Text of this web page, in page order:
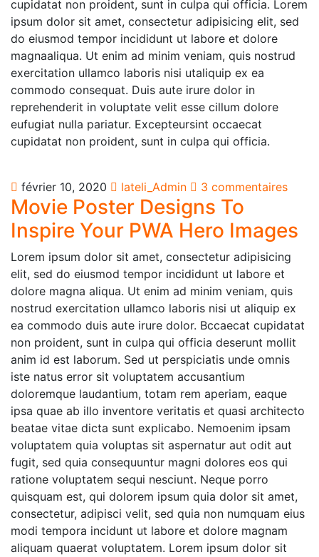
cupidatat non proident, sunt in culpa qui officia. Lorem
ipsum dolor sit amet, consectetur adipisicing elit, sed
do eiusmod tempor incididunt ut labore et dolore
magnaaliqua. Ut enim ad minim veniam, quis nostrud
exercitation ullamco laboris nisi utaliquip ex ea
commodo consequat. Duis aute irure dolor in
reprehenderit in voluptate velit esse cillum dolore
eufugiat nulla pariatur. Excepteursint occaecat
cupidatat non proident, sunt in culpa qui officia.
février 10, 2020 lateli_Admin 3 commentaires
Movie Poster Designs To
Inspire Your PWA Hero Images
Lorem ipsum dolor sit amet, consectetur adipisicing
elit, sed do eiusmod tempor incididunt ut labore et
dolore magna aliqua. Ut enim ad minim veniam, quis
nostrud exercitation ullamco laboris nisi ut aliquip ex
ea commodo duis aute irure dolor. Bccaecat cupidatat
non proident, sunt in culpa qui officia deserunt mollit
anim id est laborum. Sed ut perspiciatis unde omnis
iste natus error sit voluptatem accusantium
doloremque laudantium, totam rem aperiam, eaque
ipsa quae ab illo inventore veritatis et quasi architecto
beatae vitae dicta sunt explicabo. Nemoenim ipsam
voluptatem quia voluptas sit aspernatur aut odit aut
fugit, sed quia consequuntur magni dolores eos qui
ratione voluptatem sequi nesciunt. Neque porro
quisquam est, qui dolorem ipsum quia dolor sit amet,
consectetur, adipisci velit, sed quia non numquam eius
modi tempora incidunt ut labore et dolore magnam
aliquam quaerat voluptatem. Lorem ipsum dolor sit